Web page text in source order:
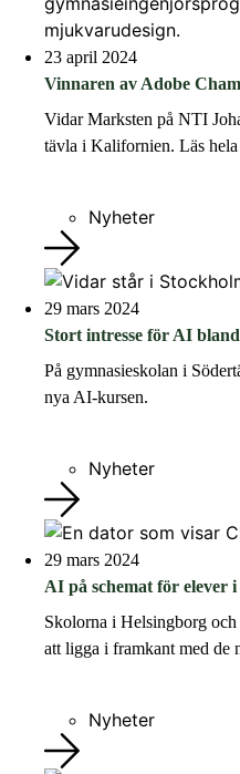
23 april 2024
Vinnaren av Adobe
Vidar Marksten på NTI
tävla i Kalifornien. Läs
Nyheter
29 mars 2024
Stort intresse för AI
På gymnasieskolan i
nya AI-kursen.
Nyheter
29 mars 2024
AI på schemat för elever i
Skolorna i Helsingborg
att ligga i framkant med de
Nyheter